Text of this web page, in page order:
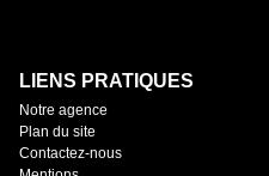
LIENS PRATIQUES
Notre agence
Plan du site
Contactez-nous